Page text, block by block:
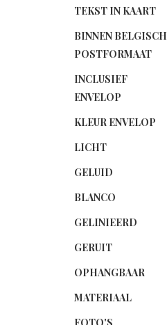
TEKST IN KAART
BINNEN BELGISCH
POSTFORMAAT
INCLUSIEF
ENVELOP
KLEUR ENVELOP
LICHT
GELUID
BLANCO
GELINIEERD
GERUIT
OPHANGBAAR
MATERIAAL